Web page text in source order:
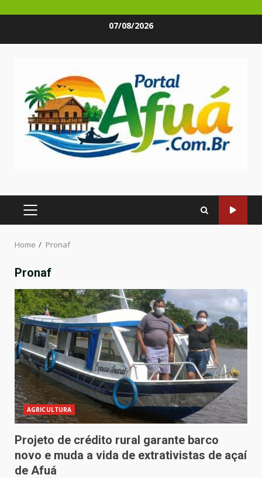
07/08/2026
PRIMARY
Home Pronaf
Pronaf
AGRICULTURA
Projeto de crédito rural garante barco
novo e muda a vida de extrativistas de açaí
de Afuá